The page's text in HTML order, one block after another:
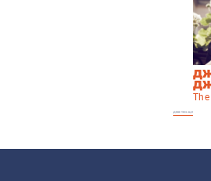
дивитись ще